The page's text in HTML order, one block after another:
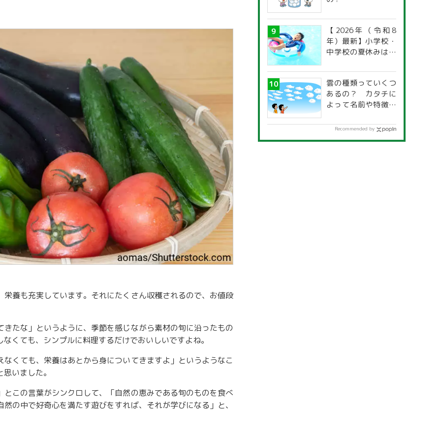
養も充実しています。それにたくさん収穫されるので、お値段
たな」というように、季節を感じながら素材の旬に沿ったもの
くても、シンプルに料理するだけでおいしいですよね。
くても、栄養はあとから身についてきますよ」というようなこ
いました。
この言葉がシンクロして、「自然の恵みである旬のものを食べ
の中で好奇心を満たす遊びをすれば、それが学びになる」と、
【2026年（令和8
年）最新】小学校・
中学校の夏休みはい
道府県別「夏季休暇
一覧」
雲の種類っていくつ
あるの？ カタチに
よって名前や特徴が
Recommended by